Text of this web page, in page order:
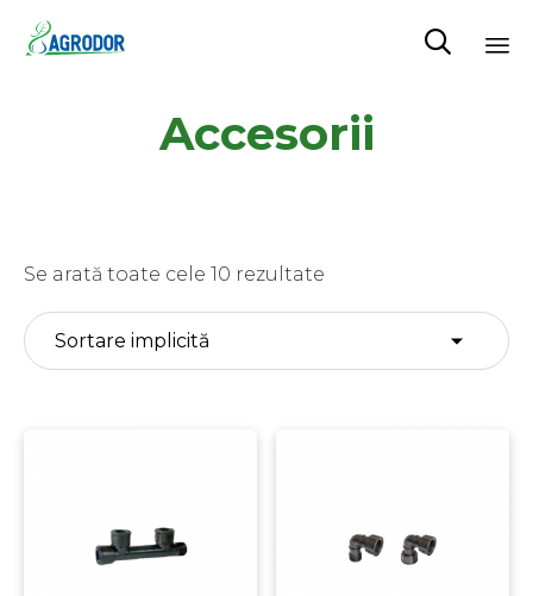

to
content
Accesorii
Se arată toate cele 10 rezultate